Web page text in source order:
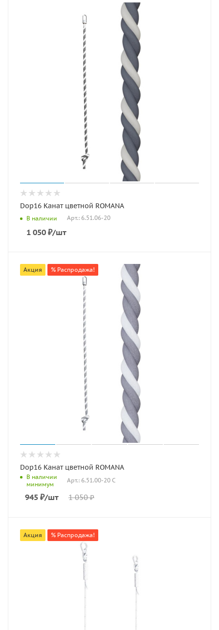
Dop16 Канат цветной ROMANA
В наличии Арт.: 6.51.06-20
1 050 ₽/шт
Акция % Распродажа!
Dop16 Канат цветной ROMANA
В наличии
минимум
Арт.: 6.51.00-20 С
945 ₽/шт 1 050₽
Акция % Распродажа!